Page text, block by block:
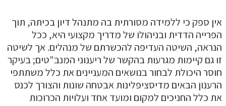
ספק כי ללמידה מסורתית בה מתנהל דיון בכיתה, תוך
הדדית ובניהולו של מדריך מקצועי היא, ככל
השיטה העדיפה להכשרתם של מנהלים. אך לשיטה
גם קיימות מגרעות בהקשר של ריענוני המנב"טים; בעיקר
היכולת לבחור בנושאים המעניינים את כלל משתתפי
הבאים מדיסציפלינות אבטחה שונות והצורך לכנס
כלל החניכים למקום ומועד אחד ועלויות הכרוכות